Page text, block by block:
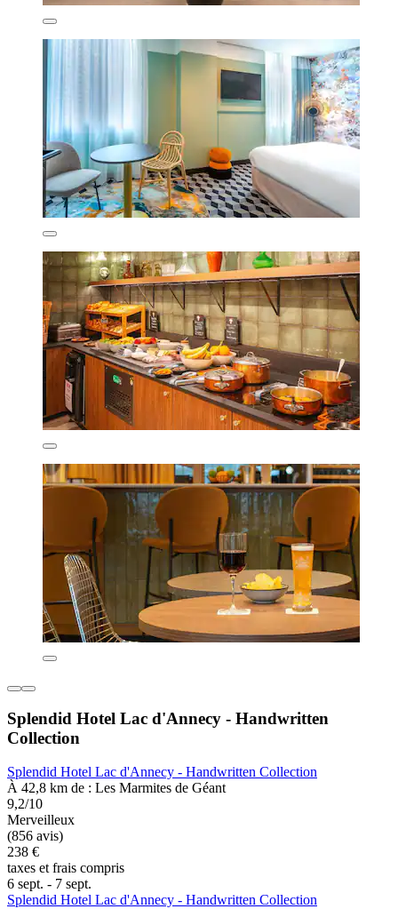
Splendid Hotel Lac d'Annecy - Handwritten
Collection
Splendid Hotel Lac d'Annecy - Handwritten Collection
À 42,8 km de : Les Marmites de Géant
9,2/10
Merveilleux
(856 avis)
238 €
taxes et frais compris
6 sept. - 7 sept.
Splendid Hotel Lac d'Annecy - Handwritten Collection